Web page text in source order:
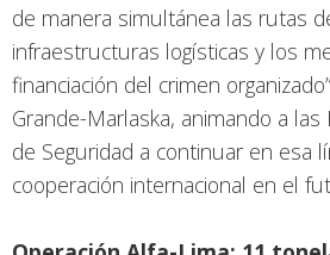
de manera simultánea las rutas
infraestructuras logísticas y los
financiación del crimen
Grande-Marlaska, animando a
de Seguridad a continuar en esa
cooperación internacional en el